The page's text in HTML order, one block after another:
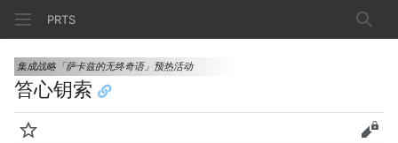
PRTS 搜索
集成战略「萨卡兹的无终奇语」预热活动
笞心钥索
监视 查看